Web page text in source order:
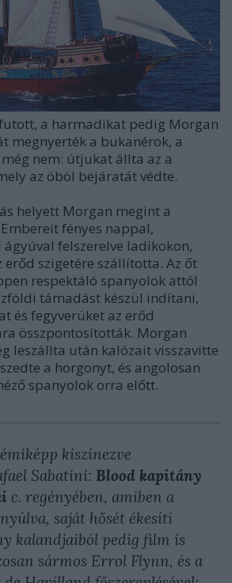
a harmadikat pedig Morgan
megnyerték a bukanérok, a
nem: útjukat állta az a
az öböl bejáratát védte.
helyett Morgan megint a
fényes nappal,
ágyúval felszerelve ladikokon,
erőd szigetére szállította. Az őt
respektáló spanyolok attól
támadást készül indítani,
és fegyverüket az erőd
összpontosították. Morgan
leszállta után kalózait visszavitte
a horgonyt, és angolosan
spanyolok orra előtt.
kiszínezve
Sabatini: Blood kapitány
c. regényében, amiben a
saját hősét ékesíti
kalandjaiból pedig film is
sármos Errol Flynn, és a